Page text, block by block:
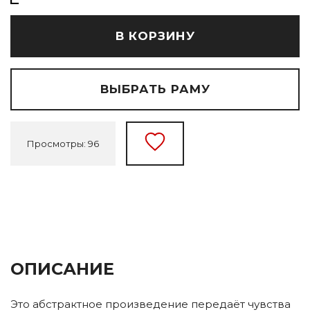
В КОРЗИНУ
ВЫБРАТЬ РАМУ
Просмотры: 96
ОПИСАНИЕ
Это абстрактное произведение передаёт чувства